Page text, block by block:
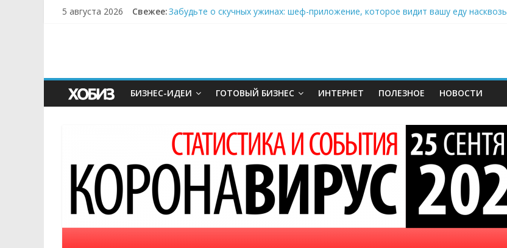
5 августа 2026 Свежее:Забудьте о скучных ужинах: шеф-приложение, которое видит вашу еду насквозь
БИЗНЕС-ИДЕИ ГОТОВЫЙ БИЗНЕС ИНТЕРНЕТ ПОЛЕЗНОЕ НОВОСТИ